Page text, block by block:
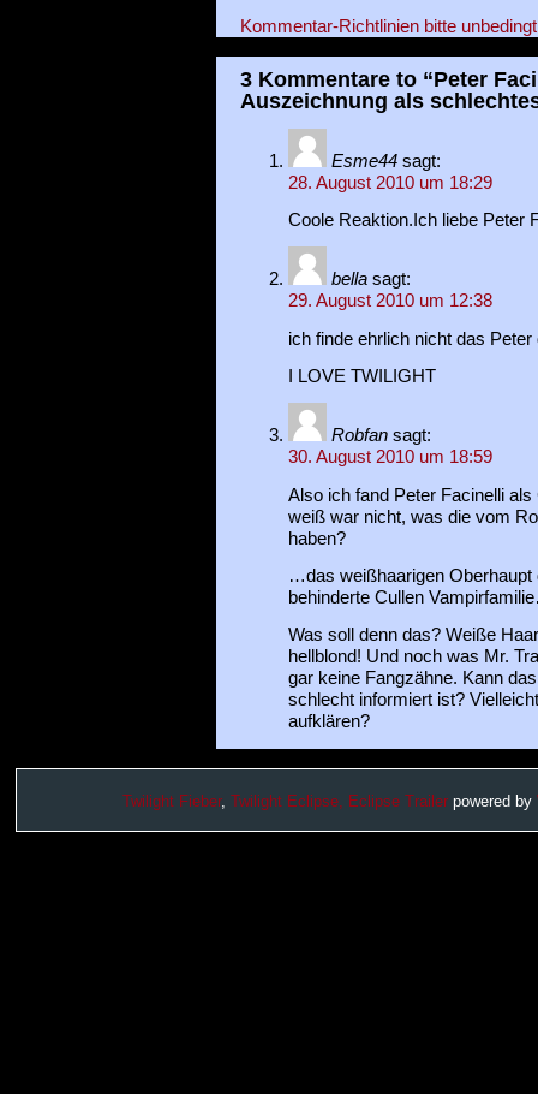
Kommentar-Richtlinien bitte
3 Kommentare to “Peter
Auszeichnung als
Esme44 sagt:
28. August 2010 um 18:29
Coole Reaktion.Ich liebe Peter
bella sagt:
29. August 2010 um 12:38
ich finde ehrlich nicht das
I LOVE TWILIGHT
Robfan sagt:
30. August 2010 um 18:59
Also ich fand Peter Facinelli
weiß war nicht, was die vom
haben?
…das weißhaarigen Oberhaupt
behinderte Cullen
Was soll denn das? Weiße
hellblond! Und noch was Mr.
gar keine Fangzähne. Kann
schlecht informiert ist?
aufklären?
Twilight Fieber, Twilight Eclipse, Eclipse Trailer powered by